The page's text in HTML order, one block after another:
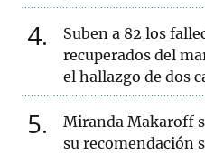
4
Suben a 82 los
recuperados del
el hallazgo de dos
5
Miranda Makaroff
su recomendación